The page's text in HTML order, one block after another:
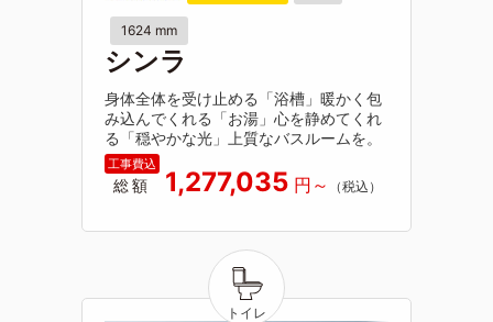
1624 mm
シンラ
身体全体を受け止める「浴槽」暖かく包
み込んでくれる「お湯」心を静めてくれ
る「穏やかな光」上質なバスルームを。
総額 1,277,035